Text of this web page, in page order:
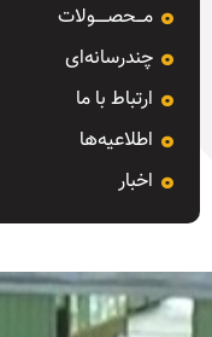
مـــحصـــــولات
چندرسانه‌ای
ارتباط با ما
اطلاعیه‌ها
اخبار